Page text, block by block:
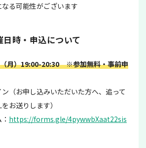
る可能性がございます
時・申込について
月）19:00-20:30 ※参加無料・事前申
（お申し込みいただいた方へ、追って
お送りします）
https://forms.gle/4pywwbXaat22sis